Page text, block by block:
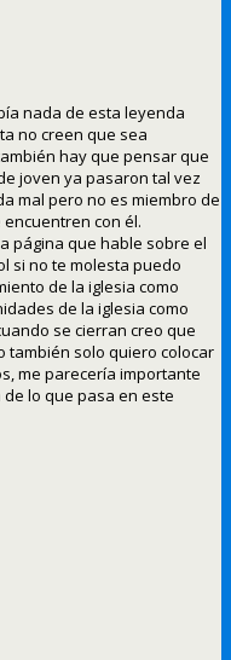
nada de esta leyenda
no creen que sea
hay que pensar que
joven ya pasaron tal vez
mal pero no es miembro de
con él.
página que hable sobre el
si no te molesta puedo
de la iglesia como
de la iglesia como
se cierran creo que
también solo quiero colocar
me parecería importante
lo que pasa en este